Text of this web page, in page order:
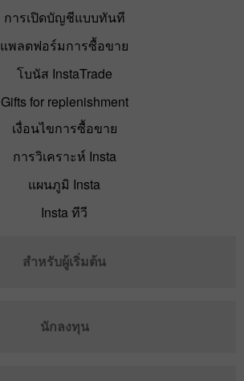
การเปิดบัญชีแบบทันที
แพลตฟอร์มการซื้อขาย
โบนัส InstaTrade
Gifts for replenishment
เงื่อนไขการซื้อขาย
การวิเคราะห์ Insta
แผนภูมิ Insta
Insta ทีวี
สำหรับผู้เริ่มต้น
นักลงทุน